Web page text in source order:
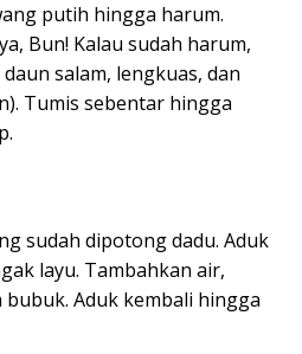
putih hingga harum.
Bun! Kalau sudah harum,
salam, lengkuas, dan
Tumis sebentar hingga
sudah dipotong dadu. Aduk
layu. Tambahkan air,
bubuk. Aduk kembali hingga